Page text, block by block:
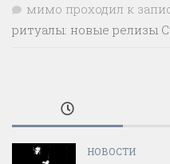
мимо проходил к
ритуалы: новые релизы
НОВОСТИ